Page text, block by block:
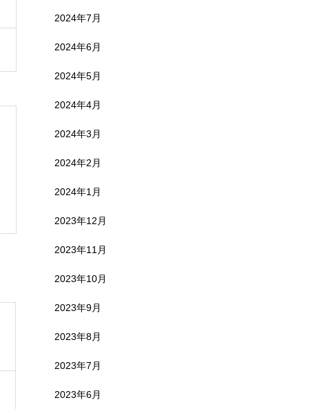
2024年7月
2024年6月
2024年5月
2024年4月
2024年3月
2024年2月
2024年1月
2023年12月
2023年11月
2023年10月
2023年9月
2023年8月
2023年7月
2023年6月